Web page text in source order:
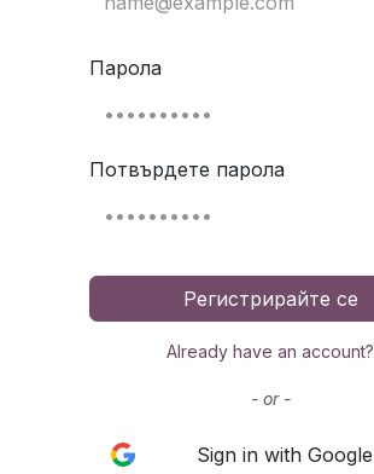
Парола
Потвърдете парола
Регистрирайте се
Already have an account?
- or -
Sign in with Google